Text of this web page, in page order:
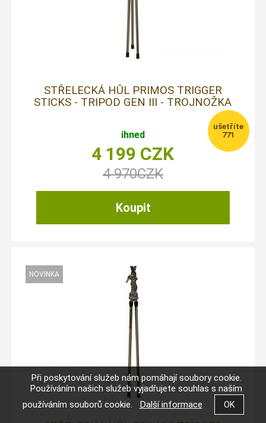
STŘELECKÁ HŮL PRIMOS TRIGGER
STICKS - TRIPOD GEN III - TROJNOŽKA
ihned
4 199 CZK
771
4 970CZK
Při poskytování služeb nám pomáhají soubory cookie.
Používáním našich služeb vyjadřujete souhlas s naším
používáním souborů cookie.
Další informace